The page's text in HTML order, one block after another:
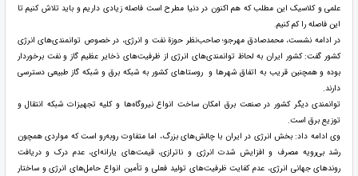
علمی و کلاسیک این مطلب که هم اکنون در دنیا مطرح است فاصله زیادی داریم و باید تلاش کنیم تا
این فاصله را کم کنیم.
در ادامه نشست، محمدصادق مهرجو؛ صاحب‌نظر حوزة نفت و انرژی، در خصوص توانمندی‌های انرژی
کشور گفت: کشور ایران به لحاظ توانمندی‌های انرژی از ظرفیت‌های ذخایر عظیم گاز و نفت برخوردار
بوده و همچنین قریب به اتفاق شهر‌ها و روستا‌های کشور به شبکه برق و شبکه گاز طبیعی دسترسی
دارند.
توانمندی دیگر کشور در صنعت برق امکان ساخت انواع نیروگاه‌ها و کلیه تجهیزات شبکه انتقال و
توزیع برق است.
وی ادامه داد: بخش انرژی در ایران با چالش‌های بزرگ، اما متفاوت روبه‌رو است که مواردی همچون
رشد بی‌رویه مصرف و افزایش شدت انرژی و ناترازی، قیمت‌های یارانه‌ای، عدم درک و دریافت
روند‌های جهانی انرژی، عدم کفایت ظرفیت‌های تولید فعلی و تأمین انواع حامل‌های انرژی و ساختار